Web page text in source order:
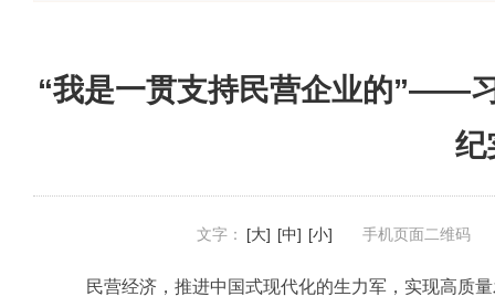
“我是一贯支持民营企业的”——
纪
文字： [大] [中] [小] 手机页面二维码
民营经济，推进中国式现代化的生力军，实现高质